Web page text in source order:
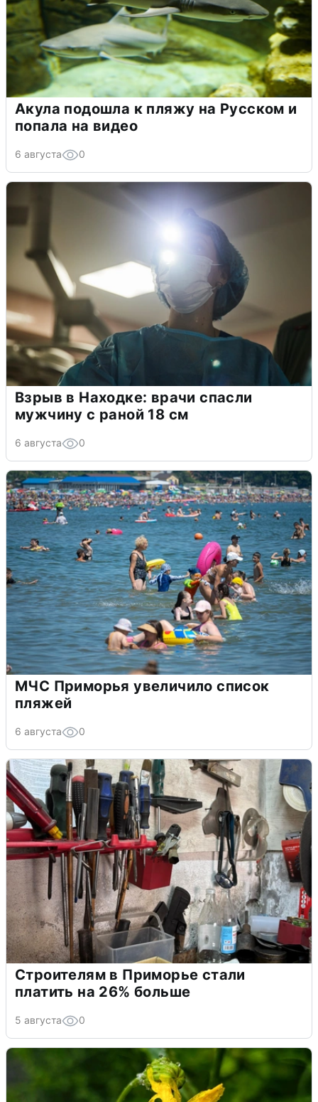
Акула подошла к пляжу на Русском и
попала на видео
6 августа 0
Взрыв в Находке: врачи спасли
мужчину с раной 18 см
6 августа 0
МЧС Приморья увеличило список
пляжей
6 августа 0
Строителям в Приморье стали
платить на 26% больше
5 августа 0